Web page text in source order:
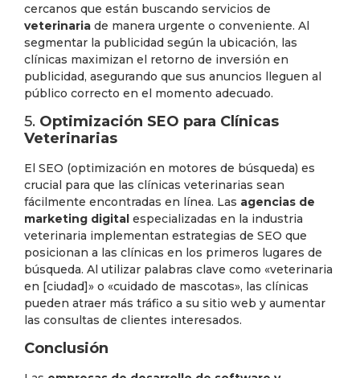
cercanos que están buscando servicios de
veterinaria de manera urgente o conveniente. Al
segmentar la publicidad según la ubicación, las
clínicas maximizan el retorno de inversión en
publicidad, asegurando que sus anuncios lleguen al
público correcto en el momento adecuado.
5. Optimización SEO para Clínicas
Veterinarias
El SEO (optimización en motores de búsqueda) es
crucial para que las clínicas veterinarias sean
fácilmente encontradas en línea. Las agencias de
marketing digital especializadas en la industria
veterinaria implementan estrategias de SEO que
posicionan a las clínicas en los primeros lugares de
búsqueda. Al utilizar palabras clave como «veterinaria
en [ciudad]» o «cuidado de mascotas», las clínicas
pueden atraer más tráfico a su sitio web y aumentar
las consultas de clientes interesados.
Conclusión